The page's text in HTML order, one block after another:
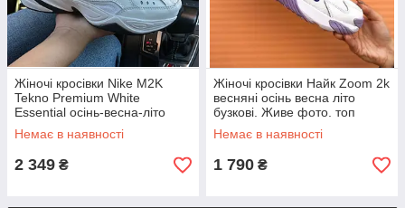
Жіночі кросівки Nike M2K
Tekno Premium White
Essential осінь-весна-літо
демісезонні білі. Живо фото
Немає в наявності
2 349 ₴
Жіночі кросівки Найк Zoom 2k
весняні осінь весна літо
бузкові. Живе фото. топ
Немає в наявності
1 790 ₴